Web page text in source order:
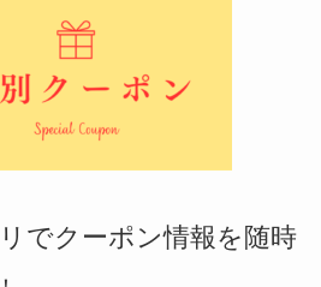
でクーポン情報を随時